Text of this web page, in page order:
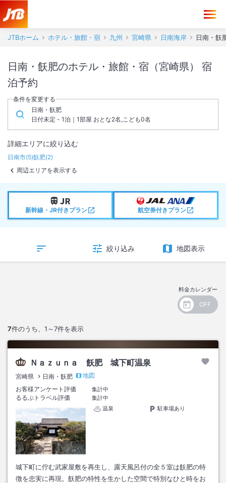
JTBホーム ホテル・旅館・宿 九州 宮崎県 日南海岸 日南・飫
日南・飫肥のホテル・旅館・宿（宮崎県） 宿
泊予約
条件を変更する
日南・飫肥
日付未定 - 1泊｜1部屋 おとな2名,こども0名
詳細エリアに絞り込む
日南市(5)飫肥(2)
周辺エリアを表示する
新幹線・JR付きプラン 航空券付きプラン
絞り込み 地図表示
料金カレンダー
7件のうち、 1～7件を表示
Ｎａｚｕｎａ 飫肥 城下町温泉
宮崎県 日南・飫肥
地図
お客様アンケート評価
集計中
るるぶトラベル評価
集計中
温泉
駐車場あり
城下町に佇む武家屋敷を再生し、露天風呂付の全５室は飫肥の特
徴を忠実に再現。飫肥の特性を生かした空間で特別なひと時をお